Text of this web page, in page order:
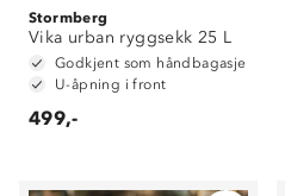
Stormberg
Vika urban ryggsekk 25 L
Godkjent som håndbagasje
U-åpning i front
499,-